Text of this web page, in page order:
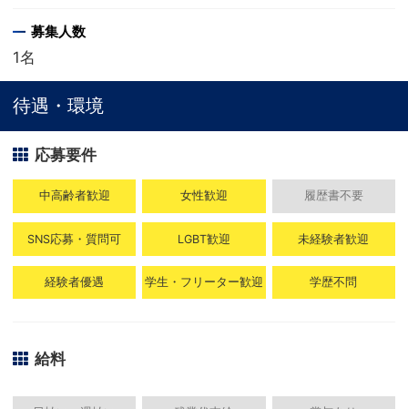
募集人数
1名
待遇・環境
応募要件
中高齢者歓迎 女性歓迎 履歴書不要
SNS応募・質問可 LGBT歓迎 未経験者歓迎
経験者優遇 学生・フリーター歓迎 学歴不問
給料